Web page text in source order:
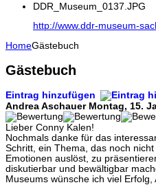
DDR_Museum_0137.JPG
http://www.ddr-museum-
HomeGästebuch
Gästebuch
Eintrag hinzufügen
Andrea Aschauer Montag, 15.
Lieber Conny Kalen!
Nochmals danke für das
Schritt, ein Thema, das noch
Emotionen auslöst, zu
diskutierbar und bewältigbar
Museums wünsche ich viel